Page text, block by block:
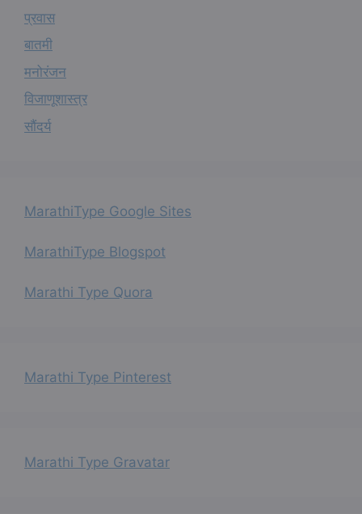
प्रवास
बातमी
मनोरंजन
विजाणूशास्त्र
सौंदर्य
MarathiType Google Sites
MarathiType Blogspot
Marathi Type Quora
Marathi Type Pinterest
Marathi Type Gravatar